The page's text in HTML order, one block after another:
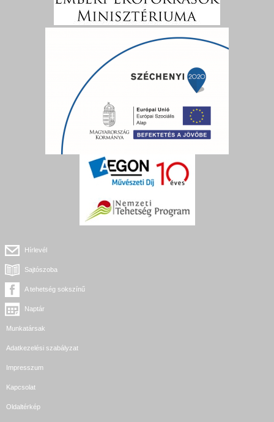
Hírlevél
Sajtószoba
A tehetség sokszínű
Naptár
Munkatársak
Adatkezelési szabályzat
Impresszum
Kapcsolat
Oldaltérkép